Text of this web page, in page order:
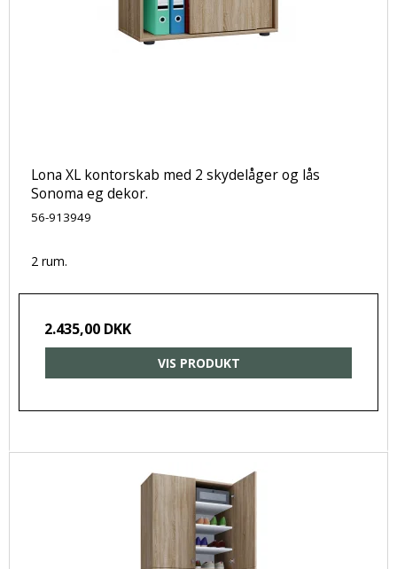
Lona XL kontorskab med 2 skydelåger og lås
Sonoma eg dekor.
56-913949
2 rum.
2.435,00 DKK
VIS PRODUKT